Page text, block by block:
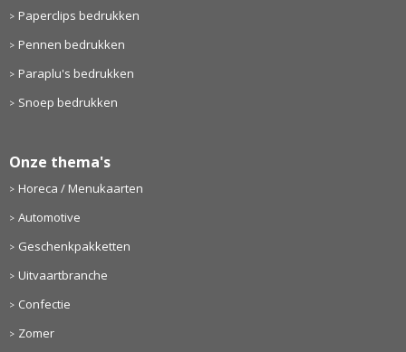
Paperclips bedrukken
Pennen bedrukken
Paraplu's bedrukken
Snoep bedrukken
Onze thema's
Horeca / Menukaarten
Automotive
Geschenkpakketten
Uitvaartbranche
Confectie
Zomer